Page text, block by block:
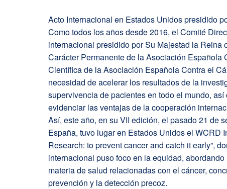
Acto Internacional en Estados Unidos presidido
Como todos los años desde 2016, el Comité
internacional presidido por Su Majestad la Reina
Carácter Permanente de la Asociación Española
Científica de la Asociación Española Contra el
necesidad de acelerar los resultados de la
supervivencia de pacientes en todo el mundo,
evidenciar las ventajas de la cooperación
Así, este año, en su VII edición, el pasado 21 de
España, tuvo lugar en Estados Unidos el WCRD
Research: to prevent cancer and catch it early”,
internacional puso foco en la equidad,
materia de salud relacionadas con el cáncer,
prevención y la detección precoz.